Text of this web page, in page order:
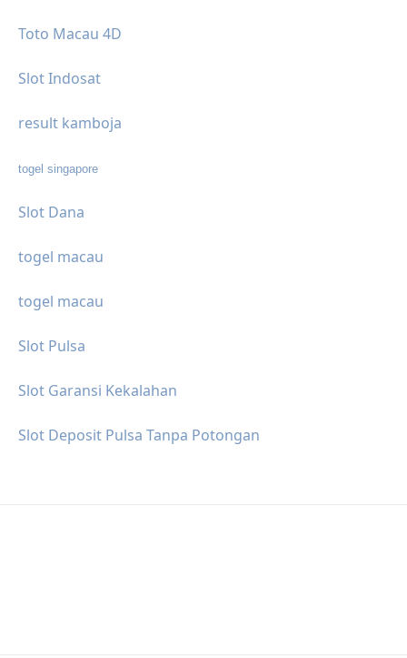
Toto Macau 4D
Slot Indosat
result kamboja
togel singapore
Slot Dana
togel macau
togel macau
Slot Pulsa
Slot Garansi Kekalahan
Slot Deposit Pulsa Tanpa Potongan